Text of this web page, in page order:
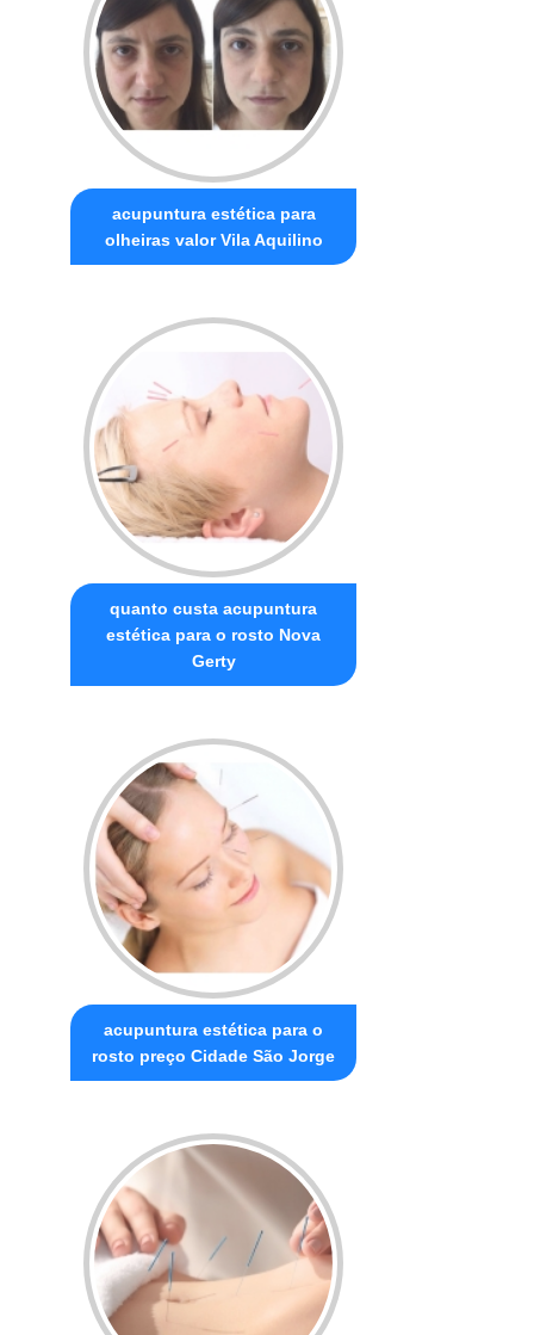
acupuntura estética para
olheiras valor Vila Aquilino
quanto custa acupuntura
estética para o rosto Nova
Gerty
acupuntura estética para o
rosto preço Cidade São Jorge